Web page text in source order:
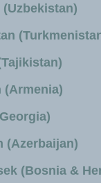
(Armenia)
(Azerbaijan)
(Bosnia &